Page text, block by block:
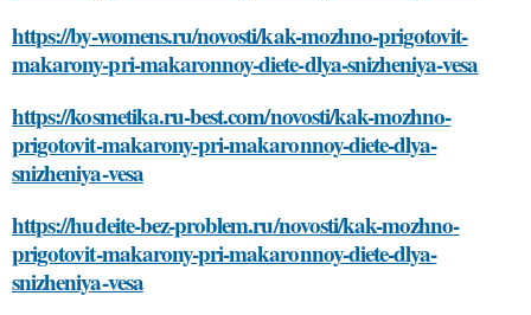
https://by-womens.ru/novosti/kak-mozhno-prigotovit-
makarony-pri-makaronnoy-diete-dlya-snizheniya-vesa
https://kosmetika.ru-best.com/novosti/kak-mozhno-
prigotovit-makarony-pri-makaronnoy-diete-dlya-
snizheniya-vesa
https://hudeite-bez-problem.ru/novosti/kak-mozhno-
prigotovit-makarony-pri-makaronnoy-diete-dlya-
snizheniya-vesa